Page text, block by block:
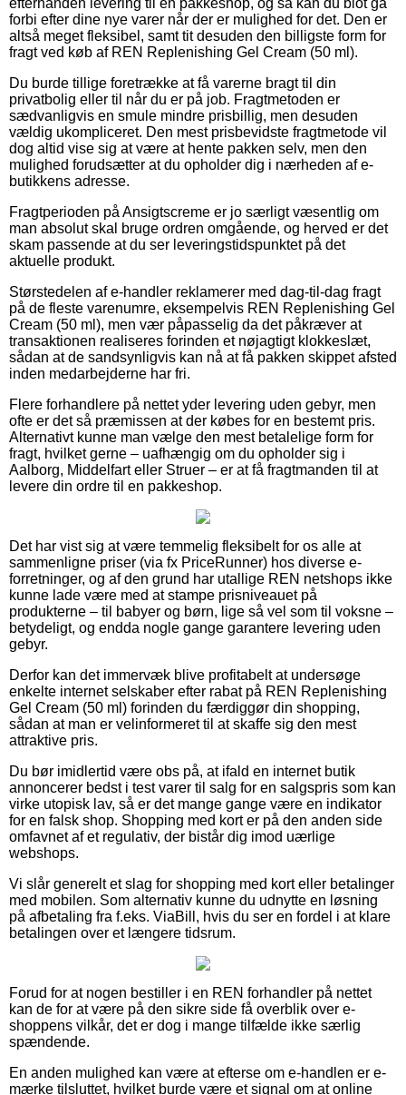
forbi efter dine nye varer når der er mulighed for det. Den er
altså meget fleksibel, samt tit desuden den billigste form for
fragt ved køb af REN Replenishing Gel Cream (50 ml).
Du burde tillige foretrække at få varerne bragt til din
privatbolig eller til når du er på job. Fragtmetoden er
sædvanligvis en smule mindre prisbillig, men desuden
vældig ukompliceret. Den mest prisbevidste fragtmetode vil
dog altid vise sig at være at hente pakken selv, men den
mulighed forudsætter at du opholder dig i nærheden af e-
butikkens adresse.
Fragtperioden på Ansigtscreme er jo særligt væsentlig om
man absolut skal bruge ordren omgående, og herved er det
skam passende at du ser leveringstidspunktet på det
aktuelle produkt.
Størstedelen af e-handler reklamerer med dag-til-dag fragt
på de fleste varenumre, eksempelvis REN Replenishing Gel
Cream (50 ml), men vær påpasselig da det påkræver at
transaktionen realiseres forinden et nøjagtigt klokkeslæt,
sådan at de sandsynligvis kan nå at få pakken skippet afsted
inden medarbejderne har fri.
Flere forhandlere på nettet yder levering uden gebyr, men
ofte er det så præmissen at der købes for en bestemt pris.
Alternativt kunne man vælge den mest betalelige form for
fragt, hvilket gerne – uafhængig om du opholder sig i
Aalborg, Middelfart eller Struer – er at få fragtmanden til at
levere din ordre til en pakkeshop.
Det har vist sig at være temmelig fleksibelt for os alle at
sammenligne priser (via fx PriceRunner) hos diverse e-
forretninger, og af den grund har utallige REN netshops ikke
kunne lade være med at stampe prisniveauet på
produkterne – til babyer og børn, lige så vel som til voksne –
betydeligt, og endda nogle gange garantere levering uden
gebyr.
Derfor kan det immervæk blive profitabelt at undersøge
enkelte internet selskaber efter rabat på REN Replenishing
Gel Cream (50 ml) forinden du færdiggør din shopping,
sådan at man er velinformeret til at skaffe sig den mest
attraktive pris.
Du bør imidlertid være obs på, at ifald en internet butik
annoncerer bedst i test varer til salg for en salgspris som kan
virke utopisk lav, så er det mange gange være en indikator
for en falsk shop. Shopping med kort er på den anden side
omfavnet af et regulativ, der bistår dig imod uærlige
webshops.
Vi slår generelt et slag for shopping med kort eller betalinger
med mobilen. Som alternativ kunne du udnytte en løsning
på afbetaling fra f.eks. ViaBill, hvis du ser en fordel i at klare
betalingen over et længere tidsrum.
Forud for at nogen bestiller i en REN forhandler på nettet
kan de for at være på den sikre side få overblik over e-
shoppens vilkår, det er dog i mange tilfælde ikke særlig
spændende.
En anden mulighed kan være at efterse om e-handlen er e-
mærke tilsluttet, hvilket burde være et signal om at online